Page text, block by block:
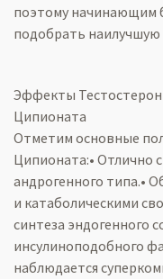
поэтому начинающим
подобрать наилучшую
Эффекты
Ципионата
Отметим основные
Ципионата:• Отлично
андрогенного типа.•
и катаболическими
синтеза эндогенного
инсулиноподобного
наблюдается